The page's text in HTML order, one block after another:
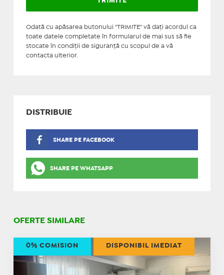
Odată cu apăsarea butonului "TRIMITE" vă daţi acordul ca
toate datele completate în formularul de mai sus să fie
stocate în condiţii de siguranţă cu scopul de a vă
contacta ulterior.
DISTRIBUIE
SHARE PE FACEBOOK
SHARE PE WHATSAPP
OFERTE SIMILARE
0% COMISION DISPONIBIL IMEDIAT